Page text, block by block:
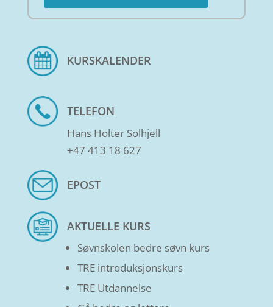
KURSKALENDER
TELEFON
Hans Holter Solhjell
+47 413 18 627
EPOST
AKTUELLE KURS
Søvnskolen bedre søvn kurs
TRE introduksjonskurs
TRE Utdannelse